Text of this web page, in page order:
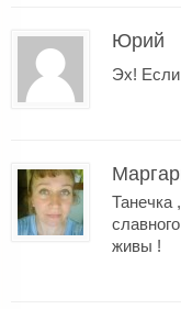
Юрий
Эх!
Танечка
живы !